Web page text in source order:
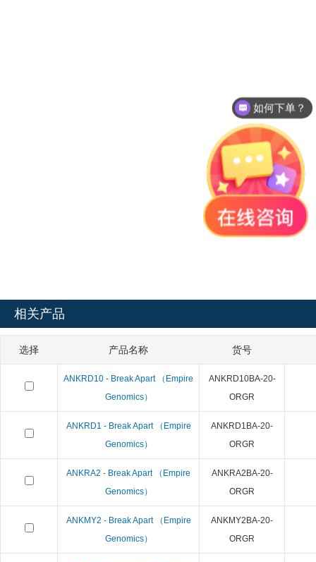
相关产品
选择 产品名称 货号
ANKRD10 - Break Apart （Empire
Genomics）
ANKRD10BA-20-
ORGR
ANKRD1 - Break Apart （Empire
Genomics）
ANKRD1BA-20-
ORGR
ANKRA2 - Break Apart （Empire
Genomics）
ANKRA2BA-20-
ORGR
ANKMY2 - Break Apart （Empire
Genomics）
ANKMY2BA-20-
ORGR
如何下单？